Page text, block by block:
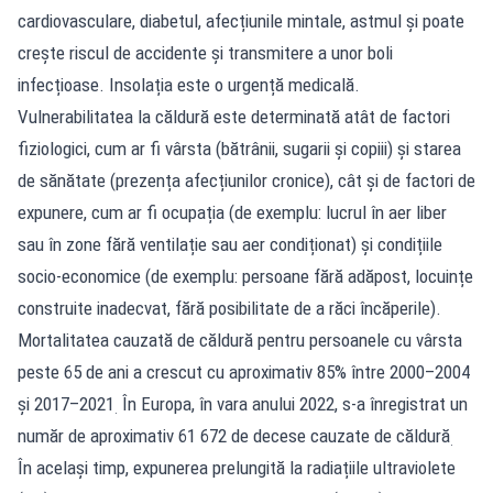
cardiovasculare, diabetul, afecțiunile mintale, astmul și poate
crește riscul de accidente și transmitere a unor boli
infecțioase. Insolația este o urgență medicală.
Vulnerabilitatea la căldură este determinată atât de factori
fiziologici, cum ar fi vârsta (bătrânii, sugarii și copiii) și starea
de sănătate (prezența afecțiunilor cronice), cât și de factori de
expunere, cum ar fi ocupația (de exemplu: lucrul în aer liber
sau în zone fără ventilație sau aer condiționat) și condițiile
socio-economice (de exemplu: persoane fără adăpost, locuințe
construite inadecvat, fără posibilitate de a răci încăperile).
Mortalitatea cauzată de căldură pentru persoanele cu vârsta
peste 65 de ani a crescut cu aproximativ 85% între 2000–2004
și 2017–2021 În Europa, în vara anului 2022, s-a înregistrat un
număr de aproximativ 61 672 de decese cauzate de căldură
În același timp, expunerea prelungită la radiațiile ultraviolete